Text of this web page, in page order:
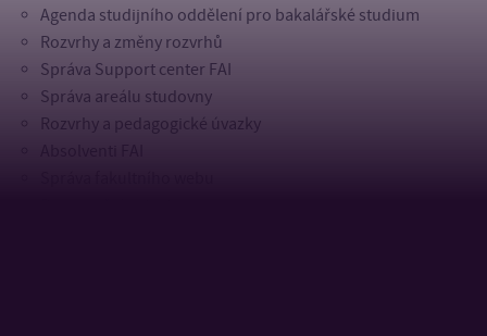
Agenda studijního oddělení pro bakalářské studium
Rozvrhy a změny rozvrhů
Správa Support center FAI
Správa areálu studovny
Rozvrhy a pedagogické úvazky